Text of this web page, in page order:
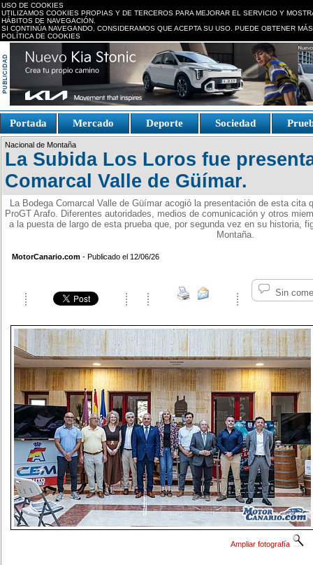
USO DE COOKIES
UTILIZAMOS COOKIES PROPIAS Y DE TERCEROS PARA MEJORAR EL SERVICIO Y
HÁBITOS DE NAVEGACIÓN.
SI CONTINÚA NAVEGANDO, CONSIDERAMOS QUE ACEPTA SU USO. PUEDE OBTENER
POLÍTICA DE COOKIES
Portada Mercado Deporte Sociedad
Fake Watches
replica-
watch.is
Nacional de Montaña
La Subida Los Loros fue
Comarcal Valle de Güímar.
La Bodega Comarcal Valle de Güímar acogió la presentación de esta cita
ProGT Arafo. Diferentes autoridades, medios de comunicación y otros
a la puesta de largo de esta prueba que, por segunda vez en su historia,
Montaña.
MotorCanario.com - Publicado el 12/06/26
Sin
Ampliar fotografía